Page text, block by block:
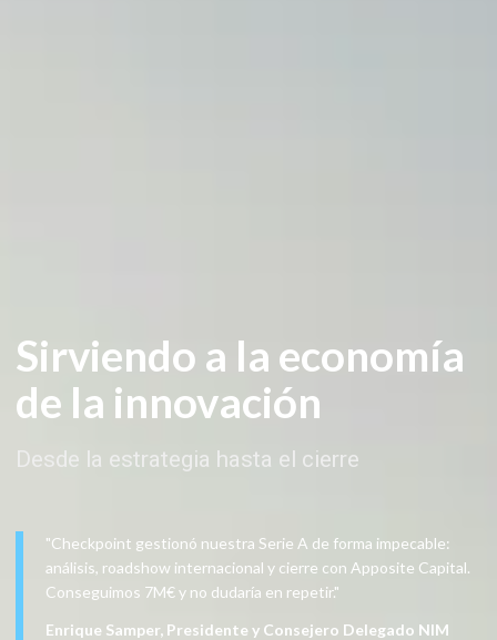
Sirviendo a la economía
de la innovación
Desde la estrategia hasta el cierre
"Checkpoint gestionó nuestra Serie A de forma impecable:
análisis, roadshow internacional y cierre con Apposite Capital.
Conseguimos 7M€ y no dudaría en repetir."
Enrique Samper, Presidente y Consejero Delegado NIM